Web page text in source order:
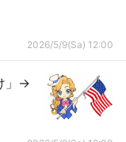
2026/5/9(Sa) 12:00
」→